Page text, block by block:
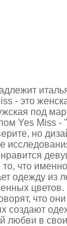
- это
под
Yes Miss -
но
что
одежду из
цветов.
что
создают
любви в